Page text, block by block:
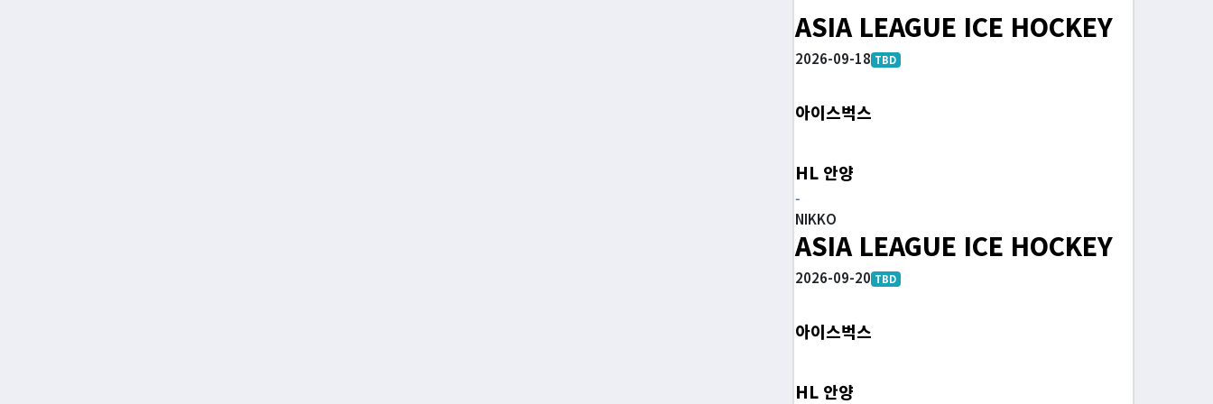
ASIA LEAGUE ICE HOCKEY
2026-09-18 TBD
아이스벅스
HL 안양
-
NIKKO
ASIA LEAGUE ICE HOCKEY
2026-09-20 TBD
아이스벅스
HL 안양